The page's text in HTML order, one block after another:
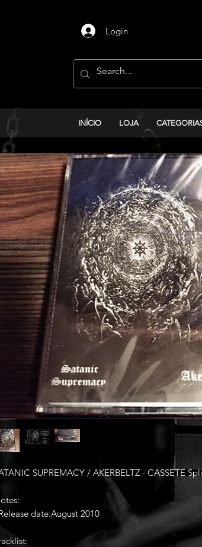
Login
INÍCIO LOJA
SUPREMACY / AKERBELTZ - CASSETE
date:August 2010